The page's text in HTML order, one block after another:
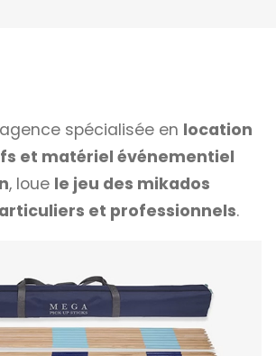
spécialisée en location
et matériel événementiel
, loue le jeu des mikados
et professionnels.